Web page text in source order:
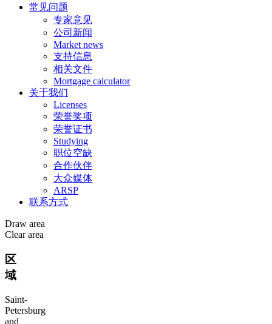
常见问题
专家意见
公司新闻
Market news
支持信息
相关文件
Mortgage calculator
关于我们
Licenses
荣誉奖项
荣誉证书
Studying
职位空缺
合作伙伴
大众媒体
ARSP
联系方式
Draw area
Clear area
区
域
Saint-
Petersburg
and